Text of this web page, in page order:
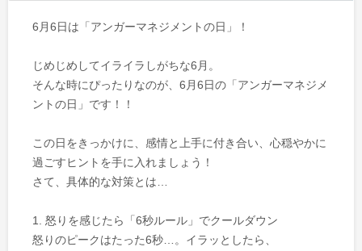
6月6日は「アンガーマネジメントの日」！
じめじめしてイライラしがちな6月。
そんな時にぴったりなのが、6月6日の「アンガーマネジメ
ントの日」です！！
この日をきっかけに、感情と上手に付き合い、心穏やかに
過ごすヒントを手に入れましょう！
さて、具体的な対策とは…
1. 怒りを感じたら「6秒ルール」でクールダウン
怒りのピークはたった6秒…。イラッとしたら、